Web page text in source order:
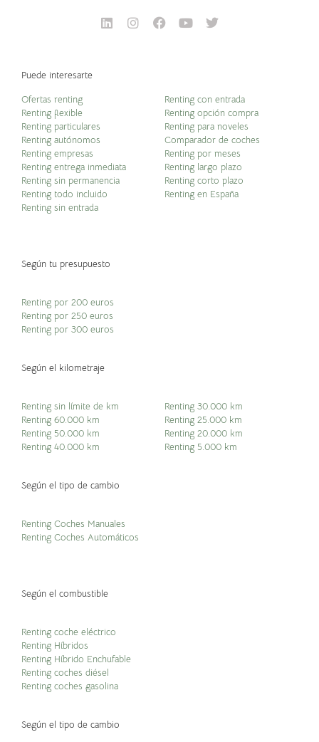
Puede interesarte
Ofertas renting
Renting flexible
Renting particulares
Renting autónomos
Renting empresas
Renting entrega inmediata
Renting sin permanencia
Renting todo incluido
Renting sin entrada
Renting con entrada
Renting opción compra
Renting para noveles
Comparador de coches
Renting por meses
Renting largo plazo
Renting corto plazo
Renting en España
Según tu presupuesto
Renting por 200 euros
Renting por 250 euros
Renting por 300 euros
Según el kilometraje
Renting sin límite de km
Renting 60.000 km
Renting 50.000 km
Renting 40.000 km
Renting 30.000 km
Renting 25.000 km
Renting 20.000 km
Renting 5.000 km
Según el tipo de cambio
Renting Coches Manuales
Renting Coches Automáticos
Según el combustible
Renting coche eléctrico
Renting Híbridos
Renting Híbrido Enchufable
Renting coches diésel
Renting coches gasolina
Según el tipo de cambio